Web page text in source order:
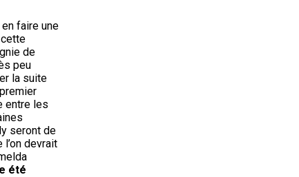
faire une
de
peu
la suite
entre les
seront de
l’on devrait
été